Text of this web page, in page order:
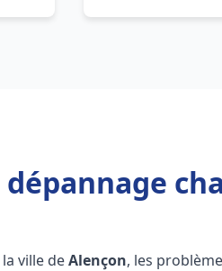
la ville deAlençon, les